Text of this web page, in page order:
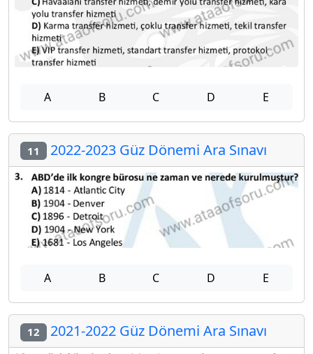
A B C D E
11 2022-2023 Güz Dönemi Ara Sınavı
A B C D E
12 2021-2022 Güz Dönemi Ara Sınavı